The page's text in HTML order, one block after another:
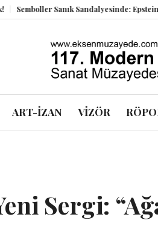
Sanık Sandalyesinde: Epstein vakası
ART-İZAN VİZÖR
Sergi: